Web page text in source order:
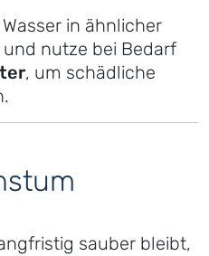
in ähnlicher
nutze bei Bedarf
, um schädliche
sauber bleibt,